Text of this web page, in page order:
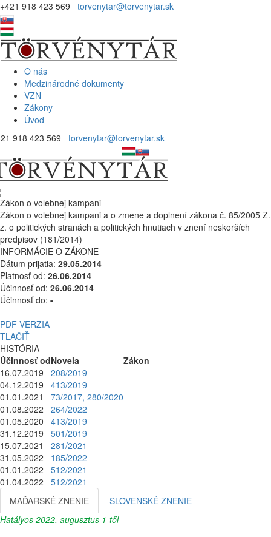
+421 918 423 569 torvenytar@torvenytar.sk
O nás
Medzinárodné dokumenty
VZN
Zákony
Úvod
918 423 569 torvenytar@torvenytar.sk
Zákon o volebnej kampani
Zákon o volebnej kampani a o zmene a doplnení zákona č. 85/2005 Z.
z. o politických stranách a politických hnutiach v znení neskorších
predpisov (181/2014)
INFORMÁCIE O ZÁKONE
Dátum prijatia: 29.05.2014
Platnosť od: 26.06.2014
Účinnosť od: 26.06.2014
Účinnosť do: -
PDF VERZIA
TLAČIŤ
HISTÓRIA
Účinnosť odNovela
Zákon
16.07.2019
208/2019
04.12.2019
413/2019
01.01.2021
73/2017, 280/2020
01.08.2022
264/2022
01.05.2020
413/2019
31.12.2019
501/2019
15.07.2021
281/2021
31.05.2022
185/2022
01.01.2022
512/2021
01.04.2022
512/2021
MAĎARSKÉ ZNENIE
SLOVENSKÉ ZNENIE
Hatályos 2022. augusztus 1-től